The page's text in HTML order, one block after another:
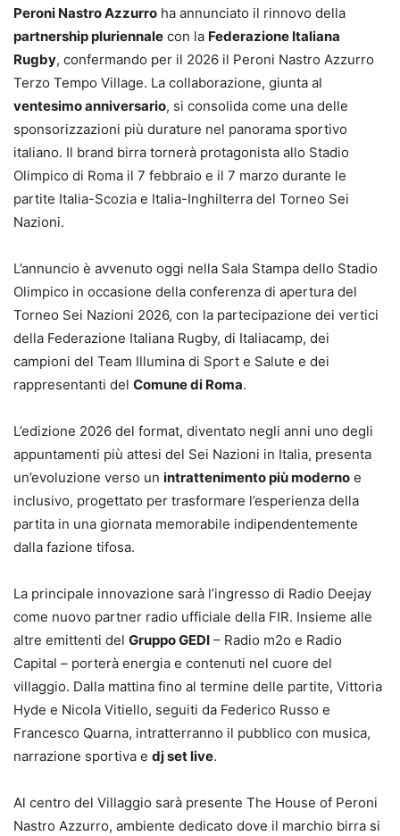
Peroni Nastro Azzurro ha annunciato il rinnovo della
partnership pluriennale con la Federazione Italiana
Rugby, confermando per il 2026 il Peroni Nastro Azzurro
Terzo Tempo Village. La collaborazione, giunta al
ventesimo anniversario, si consolida come una delle
sponsorizzazioni più durature nel panorama sportivo
italiano. Il brand birra tornerà protagonista allo Stadio
Olimpico di Roma il 7 febbraio e il 7 marzo durante le
partite Italia-Scozia e Italia-Inghilterra del Torneo Sei
Nazioni.
L’annuncio è avvenuto oggi nella Sala Stampa dello Stadio
Olimpico in occasione della conferenza di apertura del
Torneo Sei Nazioni 2026, con la partecipazione dei vertici
della Federazione Italiana Rugby, di Italiacamp, dei
campioni del Team Illumina di Sport e Salute e dei
rappresentanti del Comune di Roma.
L’edizione 2026 del format, diventato negli anni uno degli
appuntamenti più attesi del Sei Nazioni in Italia, presenta
un’evoluzione verso un intrattenimento più moderno e
inclusivo, progettato per trasformare l’esperienza della
partita in una giornata memorabile indipendentemente
dalla fazione tifosa.
La principale innovazione sarà l’ingresso di Radio Deejay
come nuovo partner radio ufficiale della FIR. Insieme alle
altre emittenti del Gruppo GEDI – Radio m2o e Radio
Capital – porterà energia e contenuti nel cuore del
villaggio. Dalla mattina fino al termine delle partite, Vittoria
Hyde e Nicola Vitiello, seguiti da Federico Russo e
Francesco Quarna, intratterranno il pubblico con musica,
narrazione sportiva e dj set live.
Al centro del Villaggio sarà presente The House of Peroni
Nastro Azzurro, ambiente dedicato dove il marchio birra si